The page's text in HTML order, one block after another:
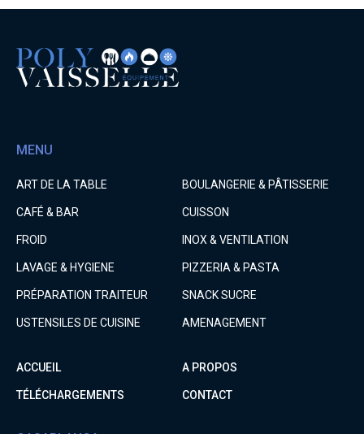
MENU
ART DE LA TABLE BOULANGERIE & PÂTISSERIE
CAFÉ & BAR CUISSON
FROID INOX & VENTILATION
LAVAGE & HYGIENE PIZZERIA & PASTA
PRÉPARATION TRAITEUR SNACK SUCRE
USTENSILES DE CUISINE AMENAGEMENT
ACCUEIL A PROPOS
TÉLÉCHARGEMENTS CONTACT